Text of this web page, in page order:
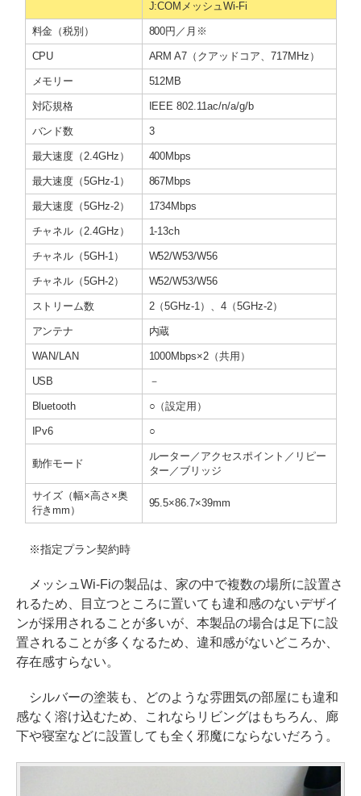
J:COMメッシュWi-Fi
料金（税別） 800円／月※
CPU ARM A7（クアッドコア、717MHz）
メモリー 512MB
対応規格 IEEE 802.11ac/n/a/g/b
バンド数 3
最大速度（2.4GHz） 400Mbps
最大速度（5GHz-1） 867Mbps
最大速度（5GHz-2） 1734Mbps
チャネル（2.4GHz） 1-13ch
チャネル（5GH-1） W52/W53/W56
チャネル（5GH-2） W52/W53/W56
ストリーム数 2（5GHz-1）、4（5GHz-2）
アンテナ 内蔵
WAN/LAN 1000Mbps×2（共用）
USB －
Bluetooth ○（設定用）
IPv6 ○
動作モード
ルーター／アクセスポイント／リピー
ター／ブリッジ
サイズ（幅×高さ×奥
行きmm）
95.5×86.7×39mm
※指定プラン契約時
メッシュWi-Fiの製品は、家の中で複数の場所に設置さ
れるため、目立つところに置いても違和感のないデザイ
ンが採用されることが多いが、本製品の場合は足下に設
置されることが多くなるため、違和感がないどころか、
存在感すらない。
シルバーの塗装も、どのような雰囲気の部屋にも違和
感なく溶け込むため、これならリビングはもちろん、廊
下や寝室などに設置しても全く邪魔にならないだろう。